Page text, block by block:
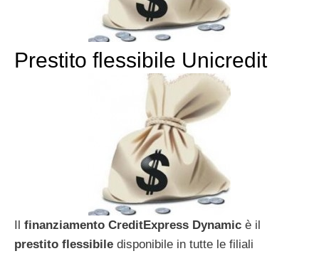
Prestito flessibile Unicredit
finanziamento CreditExpress Dynamic è il
prestito flessibile disponibile in tutte le filiali